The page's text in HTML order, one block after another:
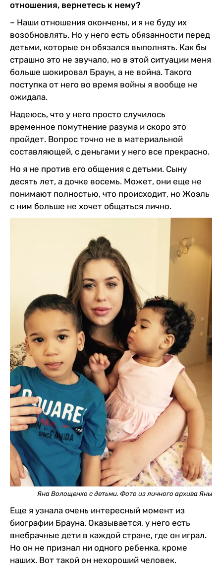
отношения, вернетесь к нему?
– Наши отношения окончены, и я не буду их
возобновлять. Но у него есть обязанности перед
детьми, которые он обязался выполнять. Как бы
страшно это не звучало, но в этой ситуации меня
больше шокировал Браун, а не война. Такого
поступка от него во время войны я вообще не
ожидала.
Надеюсь, что у него просто случилось
временное помутнение разума и скоро это
пройдет. Вопрос точно не в материальной
составляющей, с деньгами у него все прекрасно.
Но я не против его общения с детьми. Сыну
десять лет, а дочке восемь. Может, они еще не
понимают полностью, что происходит, но Жоэль
с ним больше не хочет общаться лично.
Яна Волощенко с детьми. Фото из личного архива Яны
Еще я узнала очень интересный момент из
биографии Брауна. Оказывается, у него есть
внебрачные дети в каждой стране, где он играл.
Но он не признал ни одного ребенка, кроме
наших. Вот такой он нехороший человек.